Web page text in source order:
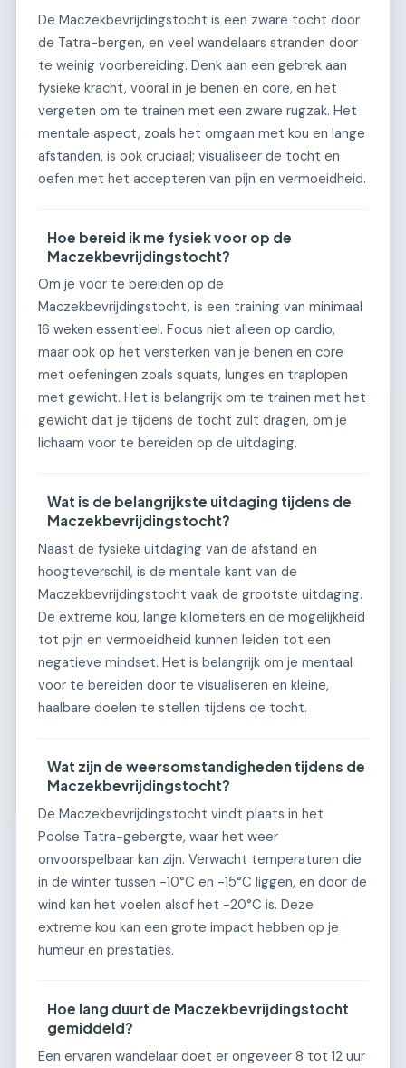
De Maczekbevrijdingstocht is een zware tocht door
de Tatra-bergen, en veel wandelaars stranden door
te weinig voorbereiding. Denk aan een gebrek aan
fysieke kracht, vooral in je benen en core, en het
vergeten om te trainen met een zware rugzak. Het
mentale aspect, zoals het omgaan met kou en lange
afstanden, is ook cruciaal; visualiseer de tocht en
oefen met het accepteren van pijn en vermoeidheid.
Hoe bereid ik me fysiek voor op de
Maczekbevrijdingstocht?
Om je voor te bereiden op de
Maczekbevrijdingstocht, is een training van minimaal
16 weken essentieel. Focus niet alleen op cardio,
maar ook op het versterken van je benen en core
met oefeningen zoals squats, lunges en traplopen
met gewicht. Het is belangrijk om te trainen met het
gewicht dat je tijdens de tocht zult dragen, om je
lichaam voor te bereiden op de uitdaging.
Wat is de belangrijkste uitdaging tijdens de
Maczekbevrijdingstocht?
Naast de fysieke uitdaging van de afstand en
hoogteverschil, is de mentale kant van de
Maczekbevrijdingstocht vaak de grootste uitdaging.
De extreme kou, lange kilometers en de mogelijkheid
tot pijn en vermoeidheid kunnen leiden tot een
negatieve mindset. Het is belangrijk om je mentaal
voor te bereiden door te visualiseren en kleine,
haalbare doelen te stellen tijdens de tocht.
Wat zijn de weersomstandigheden tijdens de
Maczekbevrijdingstocht?
De Maczekbevrijdingstocht vindt plaats in het
Poolse Tatra-gebergte, waar het weer
onvoorspelbaar kan zijn. Verwacht temperaturen die
in de winter tussen -10°C en -15°C liggen, en door de
wind kan het voelen alsof het -20°C is. Deze
extreme kou kan een grote impact hebben op je
humeur en prestaties.
Hoe lang duurt de Maczekbevrijdingstocht
gemiddeld?
Een ervaren wandelaar doet er ongeveer 8 tot 12 uur